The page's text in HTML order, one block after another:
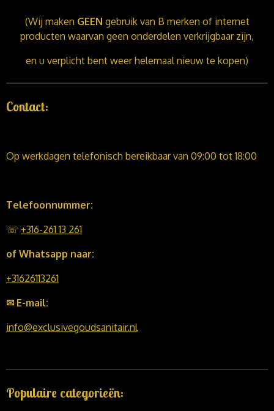
(Wij maken GEEN gebruik van B merken of internet
producten waarvan geen onderdelen verkrijgbaar zijn,
en u verplicht bent weer helemaal nieuw te kopen)
Contact:
Op werkdagen telefonisch bereikbaar van 09:00 tot 18:00
Telefoonnummer:
☏ +316-261 13 261
of Whatsapp naar:
+31626113261
✉ E-mail:
info@exclusivegoudsanitair.nl
Populaire categorieën: